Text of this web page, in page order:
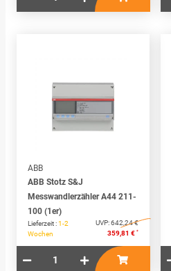
ABB
ABB Stotz S&J
Messwandlerzähler A44 211-
100 (1er)
Lieferzeit :1-2
Wochen
UVP:642,24 €
359,81 € *